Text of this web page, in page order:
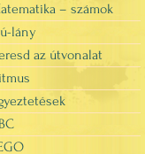
– számok
lány
az útvonalat